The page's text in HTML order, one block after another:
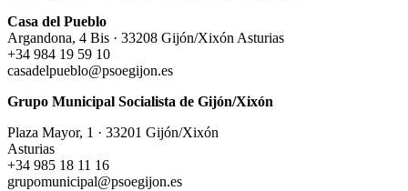
Casa del Pueblo
Argandona, 4 Bis · 33208 Gijón/Xixón Asturias
+34 984 19 59 10
casadelpueblo@psoegijon.es
Grupo Municipal Socialista de Gijón/Xixón
Plaza Mayor, 1 · 33201 Gijón/Xixón
Asturias
+34 985 18 11 16
grupomunicipal@psoegijon.es